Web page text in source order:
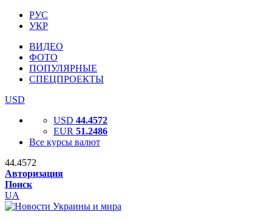
РУС
УКР
ВИДЕО
ФОТО
ПОПУЛЯРНЫЕ
СПЕЦПРОЕКТЫ
USD
USD 44.4572
EUR 51.2486
Все курсы валют
44.4572
Авторизация
Поиск
UA